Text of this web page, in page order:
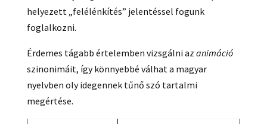
helyezett „felélénkítés” jelentéssel fogunk
foglalkozni.
Érdemes tágabb értelemben vizsgálni az animáció
szinonimáit, így könnyebbé válhat a magyar
nyelvben oly idegennek tűnő szó tartalmi
megértése.